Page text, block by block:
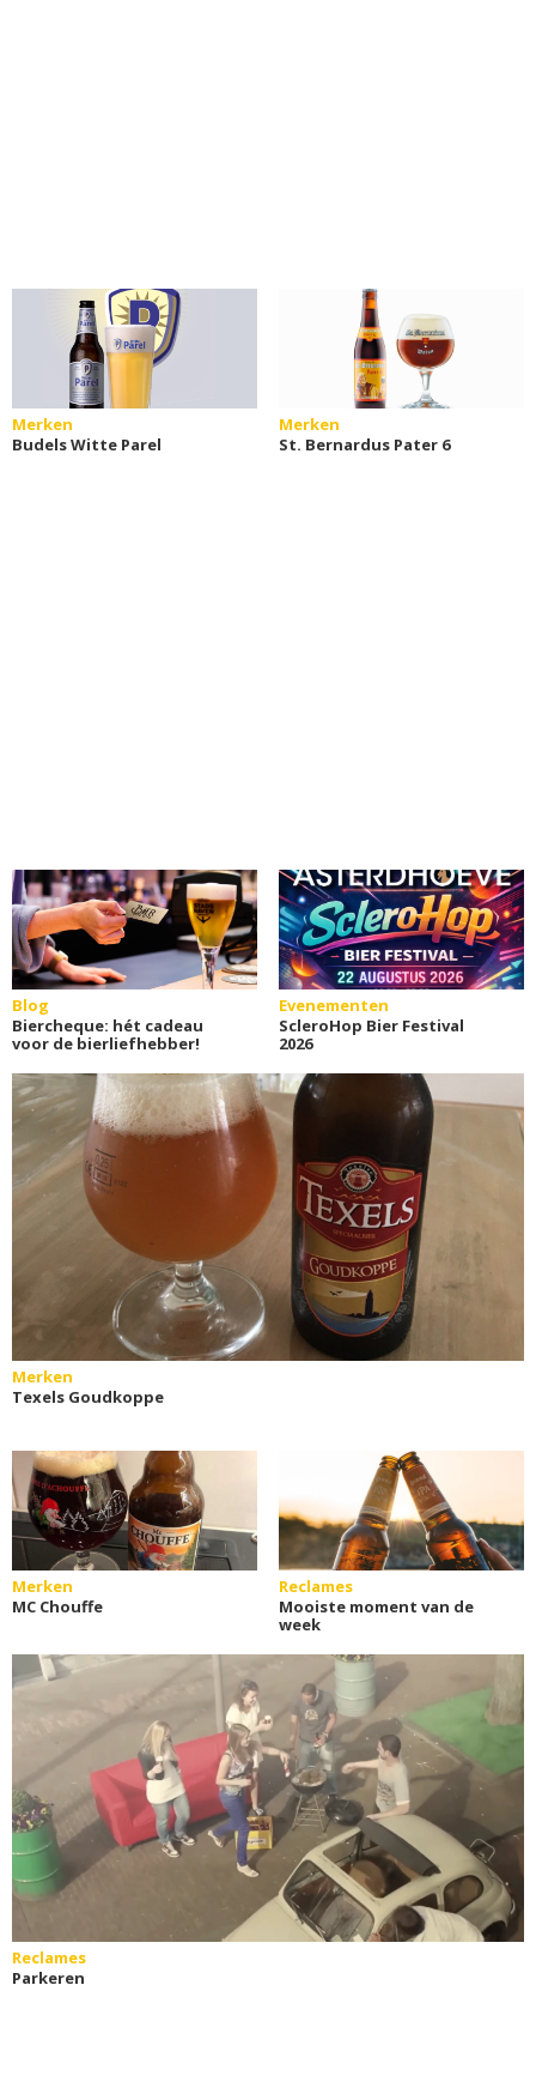
Merken
Budels Witte Parel
Merken
St. Bernardus Pater 6
Blog
Biercheque: hét cadeau
voor de bierliefhebber!
Evenementen
ScleroHop Bier Festival
2026
Merken
Texels Goudkoppe
Merken
MC Chouffe
Reclames
Mooiste moment van de
week
Reclames
Parkeren